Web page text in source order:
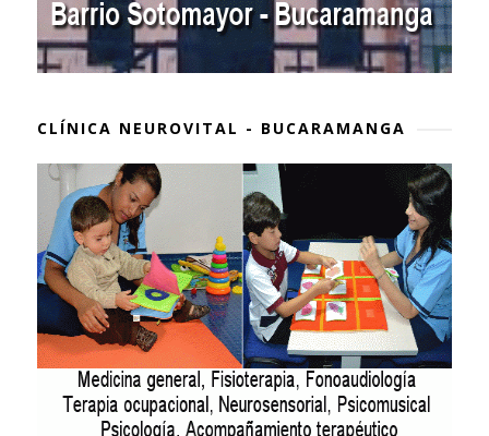
CLÍNICA NEUROVITAL - BUCARAMANGA